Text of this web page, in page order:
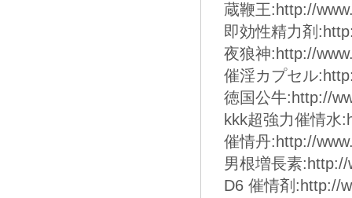
蔵鞭王:http://
即効性精力剤
夜狼神:http://
催淫カプセル
徳国公牛:http://
kkk超強力催情水
催情丹:http://
男根増長素
D6 催情剤:http://